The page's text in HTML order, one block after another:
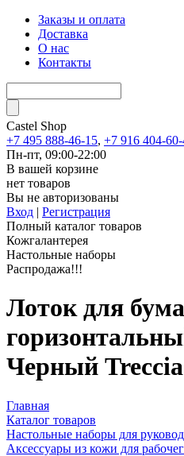
Заказы и оплата
Доставка
О нас
Контакты
Castel Shop
+7 495 888-46-15, +7 916 404-
Пн-пт, 09:00-22:00
В вашей корзине
нет товаров
Вы не авторизованы
Вход | Регистрация
Полный каталог товаров
Кожгалантерея
Настольные наборы
Распродажа!!!
Лоток для
Черный Treccia
Главная
Каталог товаров
Настольные наборы для
Аксессуары из кожи для